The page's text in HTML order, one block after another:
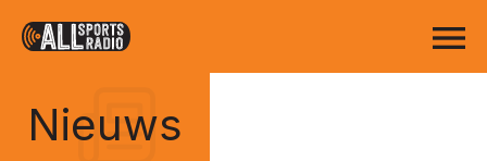
Nieuws